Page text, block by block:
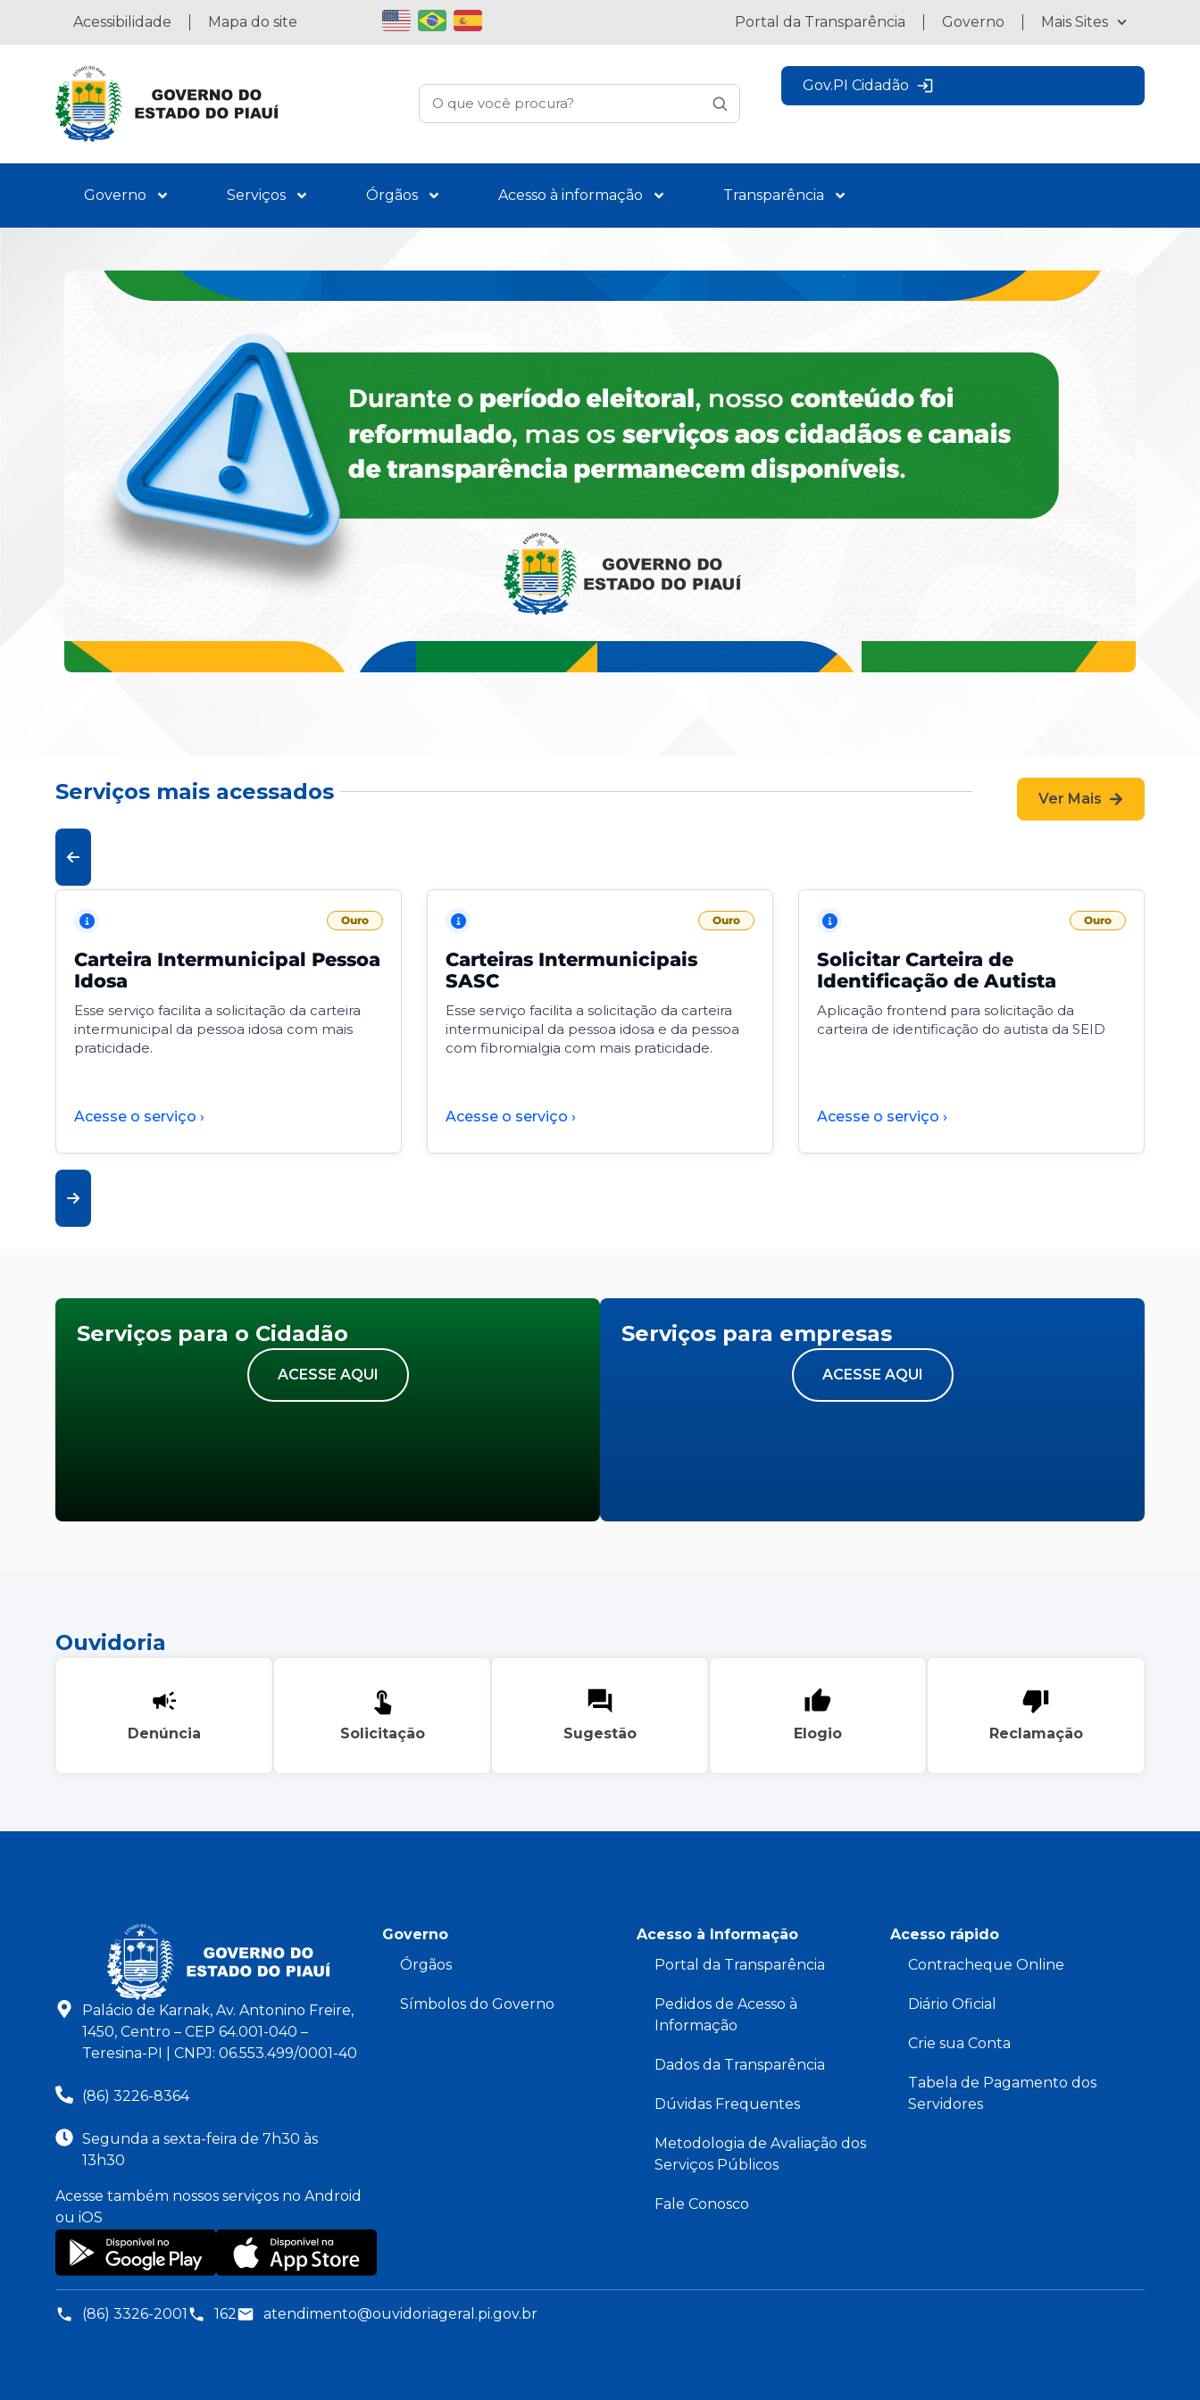
Acessibilidade Mapa do site Portal da Transparência Governo Mais Sites
Gov.PI Cidadão
Governo Serviços Órgãos Acesso à informação Transparência
Serviços mais acessados Ver Mais
Ouro
Carteira Intermunicipal Pessoa
Idosa
Esse serviço facilita a solicitação da carteira
intermunicipal da pessoa idosa com mais
praticidade.
Acesse o serviço ›
Ouro
Carteiras Intermunicipais
SASC
Esse serviço facilita a solicitação da carteira
intermunicipal da pessoa idosa e da pessoa
com fibromialgia com mais praticidade.
Acesse o serviço ›
Ouro
Solicitar Carteira de
Identificação de Autista
Aplicação frontend para solicitação da
carteira de identificação do autista da SEID
Acesse o serviço ›
Serviços para o Cidadão
ACESSE AQUI
Serviços para empresas
ACESSE AQUI
Ouvidoria
Denúncia Solicitação Sugestão Elogio Reclamação
Palácio de Karnak, Av. Antonino Freire,
1450, Centro – CEP 64.001-040 –
Teresina-PI | CNPJ: 06.553.499/0001-40
(86) 3226-8364
Segunda a sexta-feira de 7h30 às
13h30
Acesse também nossos serviços no Android
ou iOS
Governo
Órgãos
Símbolos do Governo
Acesso à Informação
Portal da Transparência
Pedidos de Acesso à
Informação
Dados da Transparência
Dúvidas Frequentes
Metodologia de Avaliação dos
Serviços Públicos
Fale Conosco
Acesso rápido
Contracheque Online
Diário Oficial
Crie sua Conta
Tabela de Pagamento dos
Servidores
(86) 3326-2001 162 atendimento@ouvidoriageral.pi.gov.br